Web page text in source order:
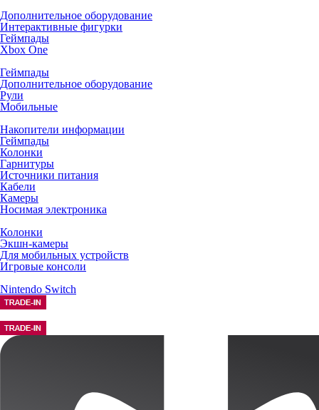
Дополнительное оборудование
Интерактивные фигурки
Геймпады
Xbox One
Геймпады
Дополнительное оборудование
Рули
Мобильные
Накопители информации
Геймпады
Колонки
Гарнитуры
Источники питания
Кабели
Камеры
Носимая электроника
Колонки
Экшн-камеры
Для мобильных устройств
Игровые консоли
Nintendo Switch